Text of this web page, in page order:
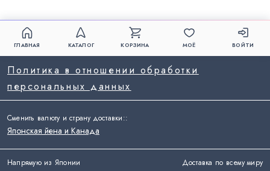
ГЛАВНАЯ КАТАЛОГ КОРЗИНА МОЁ ВОЙТИ
Напрямую из Японии
Доставка по всему миру
Политика в отношении обработки
персональных данных
Сменить валюту и страну доставки::
Японская йена и Канада